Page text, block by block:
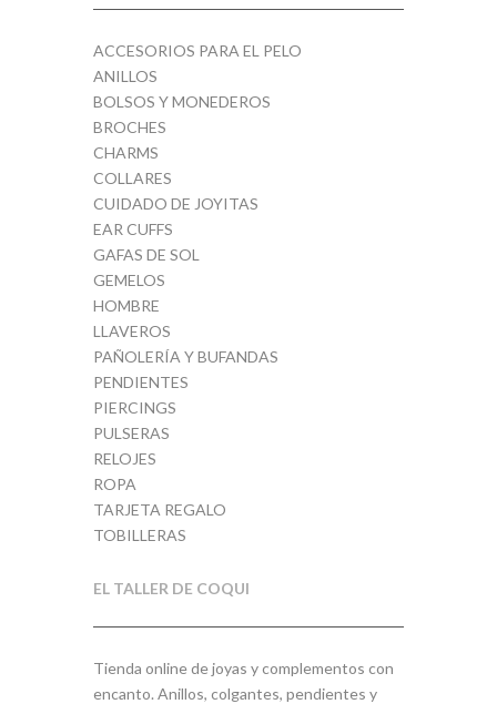
ACCESORIOS PARA EL PELO
ANILLOS
BOLSOS Y MONEDEROS
BROCHES
CHARMS
COLLARES
CUIDADO DE JOYITAS
EAR CUFFS
GAFAS DE SOL
GEMELOS
HOMBRE
LLAVEROS
PAÑOLERÍA Y BUFANDAS
PENDIENTES
PIERCINGS
PULSERAS
RELOJES
ROPA
TARJETA REGALO
TOBILLERAS
EL TALLER DE COQUI
Tienda online de joyas y complementos con
encanto. Anillos, colgantes, pendientes y